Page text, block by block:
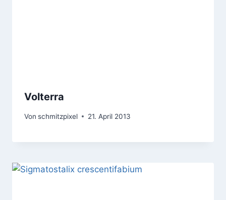
Volterra
Von schmitzpixel 21. April 2013